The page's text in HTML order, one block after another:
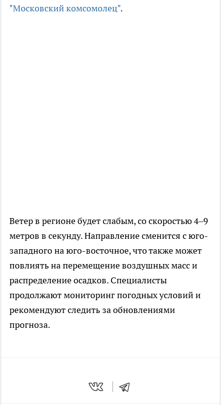
"Московский комсомолец".
Ветер в регионе будет слабым, со скоростью 4–9
метров в секунду. Направление сменится с юго-
западного на юго-восточное, что также может
повлиять на перемещение воздушных масс и
распределение осадков. Специалисты
продолжают мониторинг погодных условий и
рекомендуют следить за обновлениями
прогноза.